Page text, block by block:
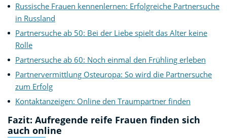
Russische Frauen kennenlernen: Erfolgreiche Partnersuche
in Russland
Partnersuche ab 50: Bei der Liebe spielt das Alter keine
Rolle
Partnersuche ab 60: Noch einmal den Frühling erleben
Partnervermittlung Osteuropa: So wird die Partnersuche
zum Erfolg
Kontaktanzeigen: Online den Traumpartner finden
Fazit: Aufregende reife Frauen finden sich
auch online